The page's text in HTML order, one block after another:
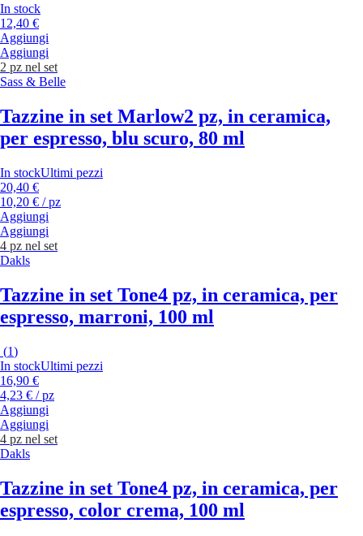
In stock
12,40 €
Aggiungi
Aggiungi
2 pz nel set
Sass & Belle
Tazzine in set Marlow2 pz, in ceramica,
per espresso, blu scuro, 80 ml
In stockUltimi pezzi
20,40 €
10,20 € / pz
Aggiungi
Aggiungi
4 pz nel set
Dakls
Tazzine in set Tone4 pz, in ceramica, per
espresso, marroni, 100 ml
(1)
In stockUltimi pezzi
16,90 €
4,23 € / pz
Aggiungi
Aggiungi
4 pz nel set
Dakls
Tazzine in set Tone4 pz, in ceramica, per
espresso, color crema, 100 ml